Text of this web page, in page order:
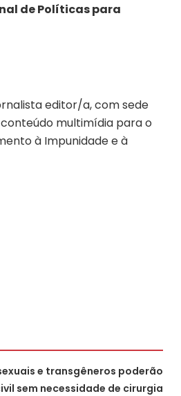
de Políticas para
editor/a, com sede
multimídia para o
à Impunidade e à
e transgêneros poderão
sem necessidade de cirurgia